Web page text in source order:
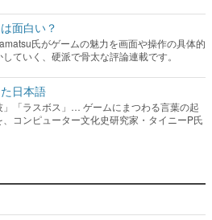
面白い？
氏がゲームの魅力を画面や操作の具体的
ていく、硬派で骨太な評論連載です。
日本語
」「ラスボス」… ゲームにまつわる言葉の起
コンピューター文化史研究家・タイニーP氏